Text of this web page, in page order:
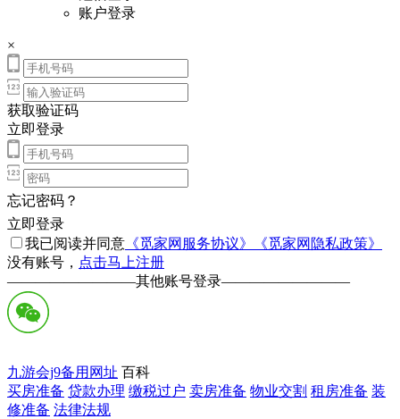
账户登录
×
获取验证码
立即登录
忘记密码？
立即登录
我已阅读并同意 《觅家网服务协议》
《觅家网隐私政策》
没有账号， 点击马上注册
—————————其他账号登录—————————
九游会j9备用网址 百科
买房准备 贷款办理 缴税过户 卖房准备 物业交割 租房准备 装
修准备 法律法规